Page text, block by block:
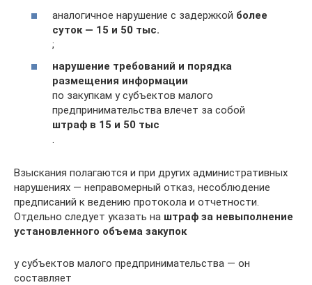
аналогичное нарушение с задержкой более
суток — 15 и 50 тыс.
;
нарушение требований и порядка
размещения информации
по закупкам у субъектов малого
предпринимательства влечет за собой
штраф в 15 и 50 тыс
.
Взыскания полагаются и при других административных
нарушениях — неправомерный отказ, несоблюдение
предписаний к ведению протокола и отчетности.
Отдельно следует указать на штраф за невыполнение
установленного объема закупок
у субъектов малого предпринимательства — он
составляет